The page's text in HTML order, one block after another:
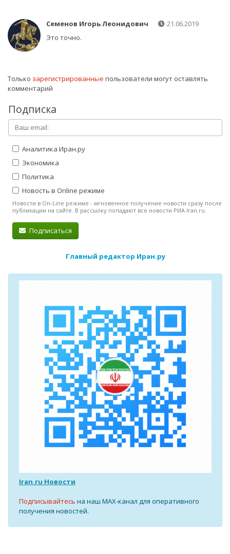
Семенов Игорь Леонидович
21.06.2019
Это точно.
Только зарегистрированные пользователи могут оставлять
комментарий
Подписка
Аналитика Иран.ру
Экономика
Политика
Новость в Online режиме
Новости в On-Line режиме - мгновенное получение новости сразу после
публикации на сайте. В рассылку попадают все новости РИА Iran.ru.
Подписаться
Главный редактор Иран.ру
Iran.ru Новости
Подписывайтесь на наш MAX-канал для оперативного
получения новостей.